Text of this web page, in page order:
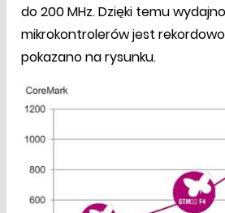
do 200 MHz. Dzięki temu
mikrokontrolerów jest
pokazano na rysunku.